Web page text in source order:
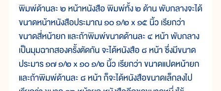
พิมพ์ด้านละ ๒ หน้าหนังสือ พิมพ์ทั้ง ๒ ด้าน พับกลางจะได้
ขนาดหน้าหนังสือประมาณ ๑๐ ๑/๒ x ๑๕ นิ้ว เรียกว่า
ขนาดสี่หน้ายก และถ้าพิมพ์ขนาดด้านละ ๔ หน้า พับกลาง
เป็นมุมฉากสองครั้งตัดกัน จะได้หนังสือ ๘ หน้า ซึ่งมีขนาด
ประมาร ๑๗ ๑/๒ x ๑๐ ๑/๒ นิ้ว เรียกว่า ขนาดแปดหน้ายก
และถ้าพิมพ์ด้านละ ๘ หน้า ก็จะได้หนังสือขนาดเล็กลงไป